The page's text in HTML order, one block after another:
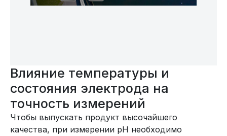
Влияние температуры и
состояния электрода на
точность измерений
Чтобы выпускать продукт высочайшего
качества, при измерении pH необходимо